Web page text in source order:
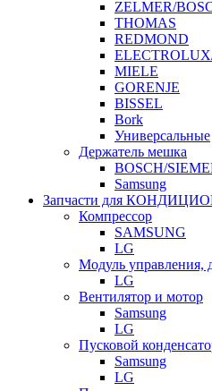
ZELMER/
THOMAS
REDMOND
MIELE
GORENJE
BISSEL
Bork
Универсальные
Держатель мешка
BOSCH/
Samsung
Запчасти для
Компрессор
SAMSUNG
LG
Модуль управления,
LG
Вентилятор и мотор
Samsung
LG
Пусковой
Samsung
LG